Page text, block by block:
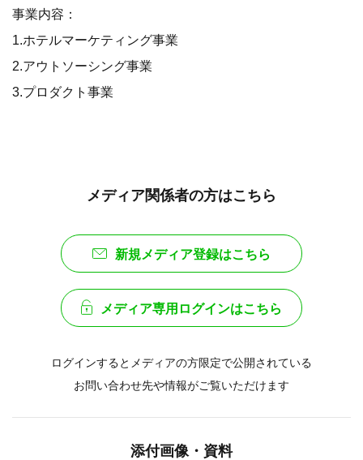
事業内容：
1.ホテルマーケティング事業
2.アウトソーシング事業
3.プロダクト事業
メディア関係者の方はこちら
新規メディア登録はこちら
メディア専用ログインはこちら
ログインするとメディアの方限定で公開されている
お問い合わせ先や情報がご覧いただけます
添付画像・資料